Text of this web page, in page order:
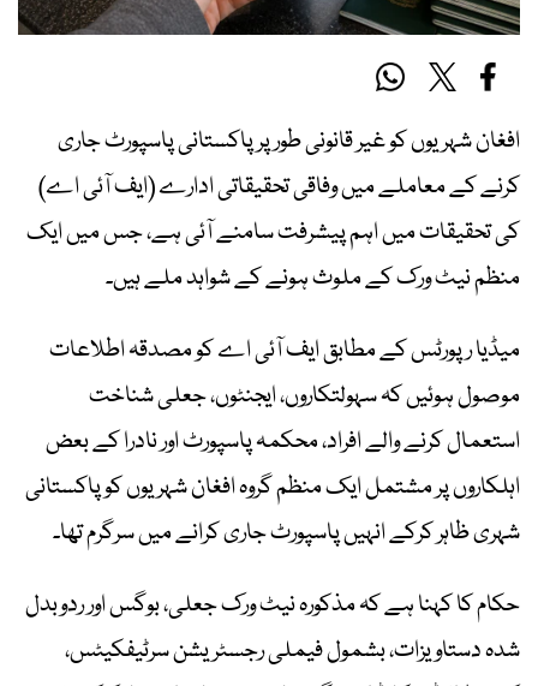
افغان شہریوں کو غیر قانونی طور پر پاکستانی پاسپورٹ جاری
کرنے کے معاملے میں وفاقی تحقیقاتی ادارے (ایف آئی اے)
کی تحقیقات میں اہم پیشرفت سامنے آئی ہے، جس میں ایک
منظم نیٹ ورک کے ملوث ہونے کے شواہد ملے ہیں۔
میڈیا رپورٹس کے مطابق ایف آئی اے کو مصدقہ اطلاعات
موصول ہوئیں کہ سہولتکاروں، ایجنٹوں، جعلی شناخت
استعمال کرنے والے افراد، محکمہ پاسپورٹ اور نادرا کے بعض
اہلکاروں پر مشتمل ایک منظم گروہ افغان شہریوں کو پاکستانی
شہری ظاہر کرکے انہیں پاسپورٹ جاری کرانے میں سرگرم تھا۔
حکام کا کہنا ہے کہ مذکورہ نیٹ ورک جعلی، بوگس اور ردوبدل
شدہ دستاویزات، بشمول فیملی رجسٹریشن سرٹیفکیٹس،